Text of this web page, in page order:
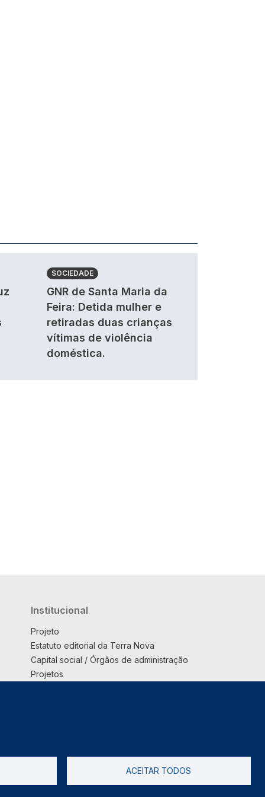
SOCIEDADE
GNR de Santa Maria da
Feira: Detida mulher e
retiradas duas crianças
vítimas de violência
doméstica.
Institucional
Projeto
Estatuto editorial da Terra Nova
Capital social / Órgãos de administração
Projetos
ACEITAR TODOS